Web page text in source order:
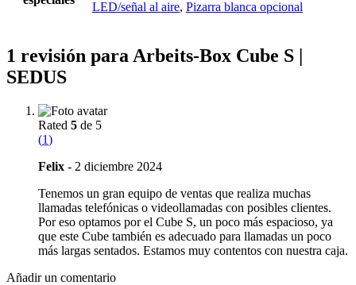
LED/señal al aire, Pizarra blanca opcional
1 revisión paraArbeits-Box Cube S |
SEDUS
Rated 5 de 5
(1)
Felix - 2 diciembre 2024
Tenemos un gran equipo de ventas que realiza muchas
llamadas telefónicas o videollamadas con posibles clientes.
Por eso optamos por el Cube S, un poco más espacioso, ya
que este Cube también es adecuado para llamadas un poco
más largas sentados. Estamos muy contentos con nuestra caja.
Añadir un comentario